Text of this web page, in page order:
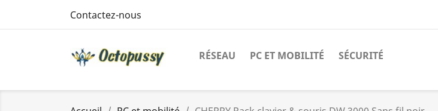
Contactez-nous
RÉSEAU PC ET MOBILITÉ SÉCURITÉ